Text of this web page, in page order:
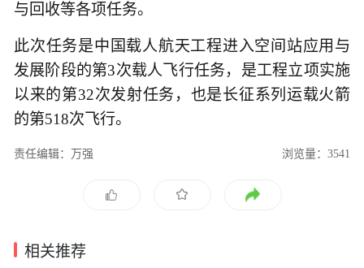
与回收等各项任务。
此次任务是中国载人航天工程进入空间站应用与
发展阶段的第3次载人飞行任务，是工程立项实施
以来的第32次发射任务，也是长征系列运载火箭
的第518次飞行。
责任编辑：万强 浏览量：3541
相关推荐